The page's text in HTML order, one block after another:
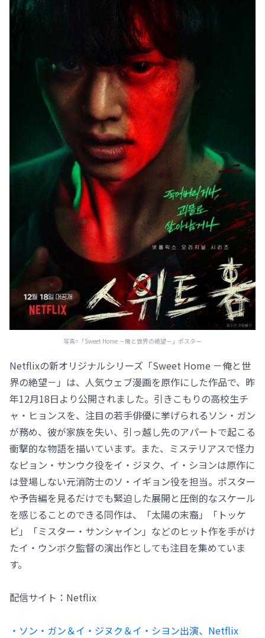
写真=「Sweet Home －俺と世界の絶望－」ポスター
Netflixの新オリジナルシリーズ「Sweet Home －俺と世
界の絶望－」は、人気ウェブ漫画を原作にした作品で、昨
年12月18日より公開されました。引きこもりの高校生チ
ャ・ヒョンスを、注目の若手俳優に挙げられるソン・ガン
が務め、彼が家族を失い、引っ越し先のアパートで起こる
衝撃的な物語を描いています。また、ミステリアスで怪力
なピョン・サンウク役をイ・ジヌク、イ・シヨンは原作に
は登場しない元消防士のソ・イギョン役を担当。ポスター
や予告編を見るだけでも緊迫した展開と圧倒的なスケール
を感じることのできる同作は、「太陽の末裔」「トッケ
ビ」「ミスター・サンシャイン」などのヒット作を手がけ
たイ・ウンボク監督の演出作としても注目を集めていま
す。
配信サイト：Netflix
・ソン・ガン＆イ・ジヌク＆イ・シヨン出演、Netflix